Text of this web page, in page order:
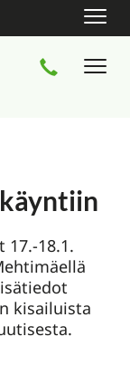
17.-18.1.
kisailuista